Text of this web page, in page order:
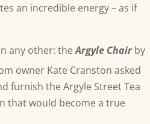
an incredible energy – as if
any other: theArgyle Chairby
owner Kate Cranston asked
furnish the Argyle Street Tea
that would become a true